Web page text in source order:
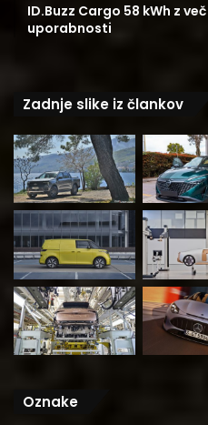
ID.Buzz Cargo 58 kWh z
uporabnosti
Zadnje slike iz člankov
Oznake